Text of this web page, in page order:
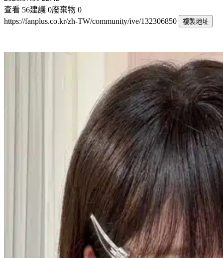
查看 56建議 0廢棄物 0
https://fanplus.co.kr/zh-TW/community/ive/132306850
複製地址